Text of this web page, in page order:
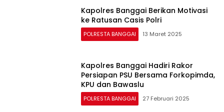
Kapolres Banggai Berikan Motivasi
ke Ratusan Casis Polri
POLRESTA BANGGAI 13 Maret 2025
Kapolres Banggai Hadiri Rakor
Persiapan PSU Bersama Forkopimda,
KPU dan Bawaslu
POLRESTA BANGGAI 27 Februari 2025